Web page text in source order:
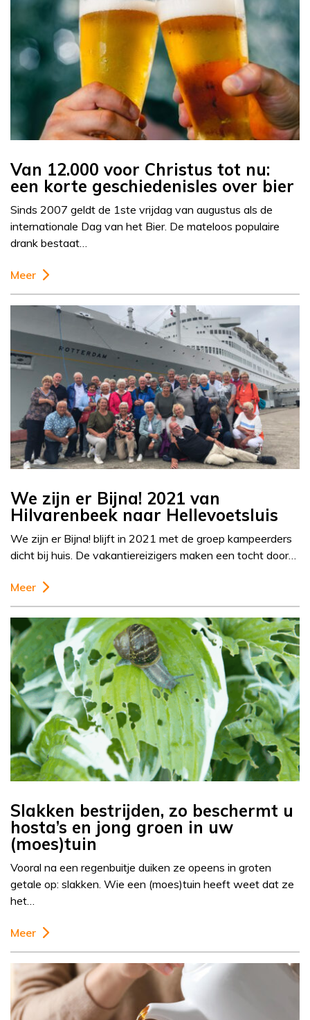
Van 12.000 voor Christus tot nu:
een korte geschiedenisles over bier
Sinds 2007 geldt de 1ste vrijdag van augustus als de
internationale Dag van het Bier. De mateloos populaire
drank bestaat…
Meer
We zijn er Bijna! 2021 van
Hilvarenbeek naar Hellevoetsluis
We zijn er Bijna! blijft in 2021 met de groep kampeerders
dicht bij huis. De vakantiereizigers maken een tocht door…
Meer
Slakken bestrijden, zo beschermt u
hosta’s en jong groen in uw
(moes)tuin
Vooral na een regenbuitje duiken ze opeens in groten
getale op: slakken. Wie een (moes)tuin heeft weet dat ze
het…
Meer